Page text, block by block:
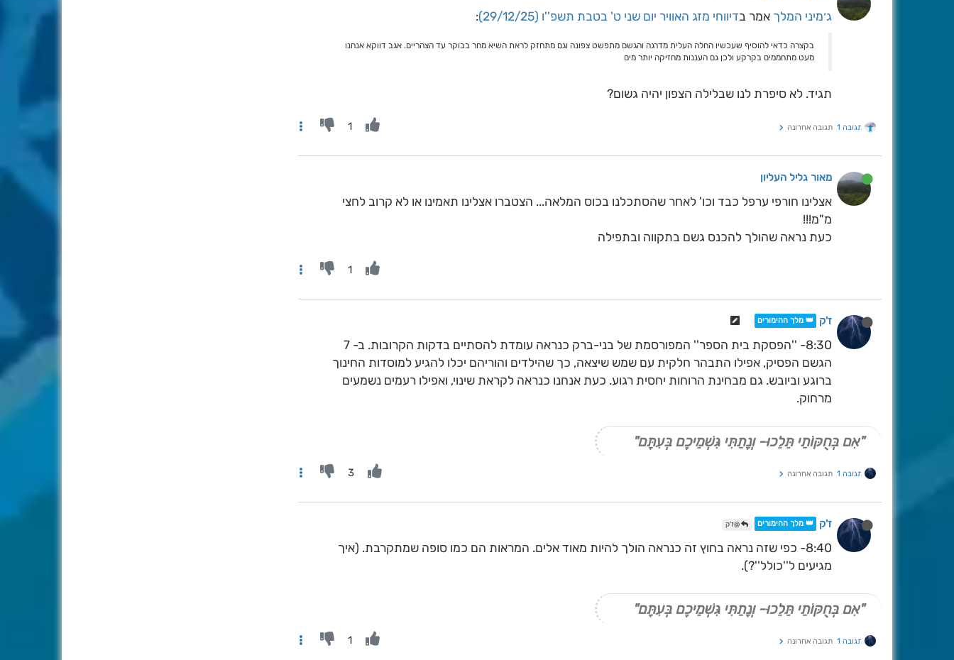
ג׳מיני המלך אמר בדיווחי מזג האוויר יום שני ט' בטבת תשפ''ו (29/12/25) :
בקצרה כדאי להוסיף שעכשיו החלה העלית מדרגה והגשם מתפשט צפונה וגם מתחזק לראת השיא מחר בבוקר עד הצהריים. אגב דווקא אנחנו
מעט מתחממים בקרקע ולכן גם העננות מחזיקה יותר מים
תגיד. לא סיפרת לנו שבלילה הצפון יהיה גשום?
תגובה 1 תגובה אחרונה 1
מאור גליל העליון
אצלינו חורפי ערפל כבד וכו' לאחר שהסתכלנו בכוס המלאה... הצטברו אצלינו תאמינו או לא קרוב לחצי
מ"מ!!!
כעת נראה שהולך להכנס גשם בתקווה ובתפילה
1
ז'ק 👑 מלך ההימורים
8:30- ''הפסקת בית הספר'' המפורסמת של בני-ברק כנראה עומדת להסתיים בדקות הקרובות. ב- 7
הגשם הפסיק, אפילו התבהר חלקית עם שמש שיצאה, כך שהילדים והוריהם יכלו להגיע למוסדות החינוך
ברוגע וביובש. גם מבחינת הרוחות יחסית רגוע. כעת אנחנו כנראה לקראת שינוי, ואפילו רעמים נשמעים
מרחוק.
"אִם בְּחֻקּוֹתַי תֵּלֵכוּ- וְנָתַתִּי גִּשְׁמֵיכֶם בְּעִתָּם"
תגובה 1 תגובה אחרונה 3
ז'ק 👑 מלך ההימורים @ז'ק
8:40- כפי שזה נראה בחוץ זה כנראה הולך להיות מאוד אלים. המראות הם כמו סופה שמתקרבת. (איך
מגיעים ל''כולל''?).
"אִם בְּחֻקּוֹתַי תֵּלֵכוּ- וְנָתַתִּי גִּשְׁמֵיכֶם בְּעִתָּם"
תגובה 1 תגובה אחרונה 1